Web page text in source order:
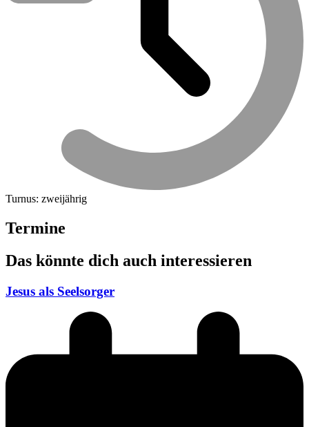
Turnus: zweijährig
Termine
Das könnte dich auch interessieren
Jesus als Seelsorger